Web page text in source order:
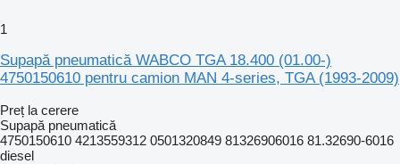
1
Supapă pneumatică WABCO TGA 18.400 (01.00-)
4750150610 pentru camion MAN 4-series, TGA (1993-2009)
Preț la cerere
Supapă pneumatică
4750150610 4213559312 0501320849 81326906016 81.32690-6016
diesel